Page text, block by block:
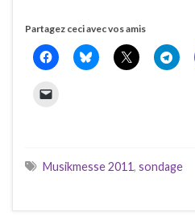
Partagez ceci avec vos amis
Musikmesse 2011, sondage